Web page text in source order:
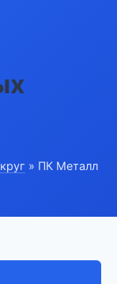
» ПК Металл